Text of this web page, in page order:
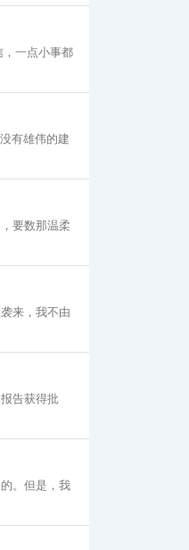
，一点小事都
有雄伟的建
要数那温柔
来，我不由
告获得批
。但是，我